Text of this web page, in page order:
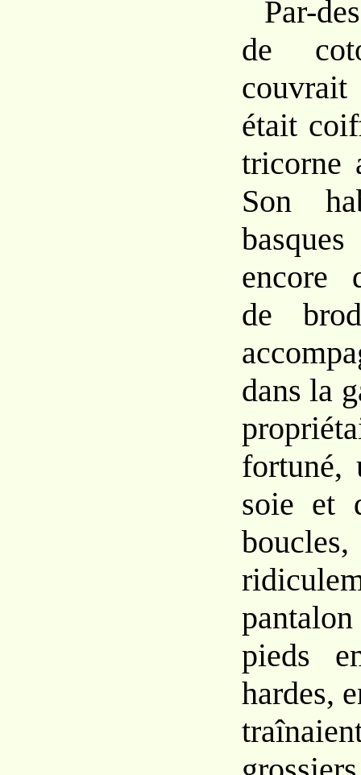
Par-
de
était
tricorne
Son
encore
de
dans la
fortuné,
soie et
pantalon
pieds
hardes,